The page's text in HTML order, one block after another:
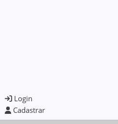
Login
Cadastrar